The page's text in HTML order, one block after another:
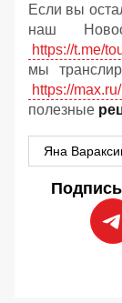
Если вы
наш
https://t.me/
мы
https://
полезные
Яна